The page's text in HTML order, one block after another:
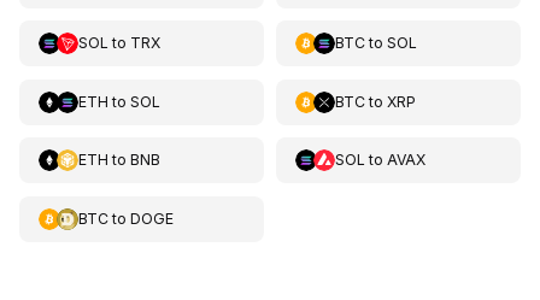
SOL to TRX BTCto SOL
ETH to SOL BTCto XRP
ETH to BNB SOL to AVAX
BTCto DOGE